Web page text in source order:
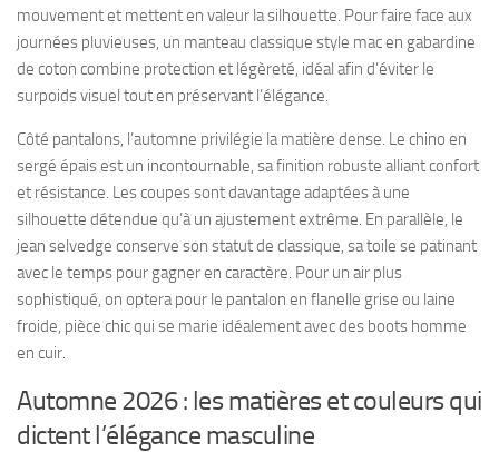
mouvement et mettent en valeur la silhouette. Pour faire face aux
journées pluvieuses, un manteau classique style mac en gabardine
de coton combine protection et légèreté, idéal afin d’éviter le
surpoids visuel tout en préservant l’élégance.
Côté pantalons, l’automne privilégie la matière dense. Le chino en
sergé épais est un incontournable, sa finition robuste alliant confort
et résistance. Les coupes sont davantage adaptées à une
silhouette détendue qu’à un ajustement extrême. En parallèle, le
jean selvedge conserve son statut de classique, sa toile se patinant
avec le temps pour gagner en caractère. Pour un air plus
sophistiqué, on optera pour le pantalon en flanelle grise ou laine
froide, pièce chic qui se marie idéalement avec des boots homme
en cuir.
Automne 2026 : les matières et couleurs qui
dictent l’élégance masculine